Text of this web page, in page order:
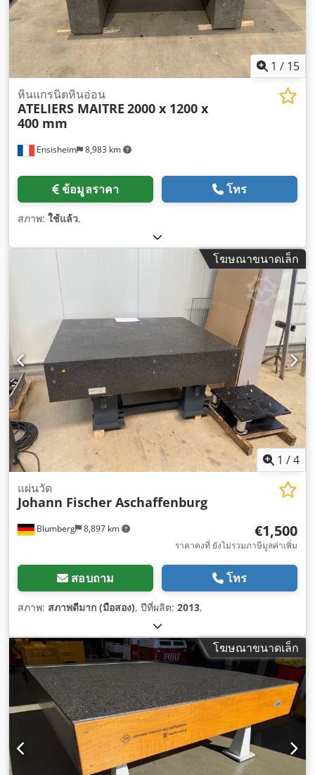
1 / 15
Ensisheim 8,983 km
หินแกรนิตหินอ่อน
ATELIERS MAITRE 2000 x 1200 x
400 mm
ข้อมูลราคา โทร
สภาพ: ใช้แล้ว,
โฆษณาขนาดเล็ก
1 /4
Blumberg 8,897 km
แผ่นวัด
Johann Fischer Aschaffenburg
€1,500
ราคาคงที่ ยังไม่รวมภาษีมูลค่าเพิ่ม
สอบถาม โทร
สภาพ: สภาพดีมาก (มือสอง), ปีที่ผลิต: 2013,
โฆษณาขนาดเล็ก